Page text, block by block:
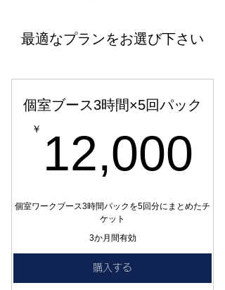
最適なプランをお選び下さい
個室ブース3時間×5回パック
￥ 12,000
個室ワークブース3時間パックを5回分にまとめたチ
ケット
3か月間有効
購入する